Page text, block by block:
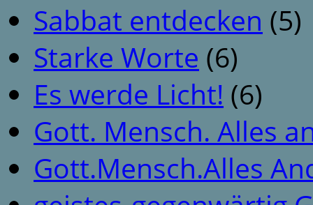
Sabbat entdecken (5)
Starke Worte (6)
Es werde Licht! (6)
Gott. Mensch. Alles
Gott.Mensch.Alles